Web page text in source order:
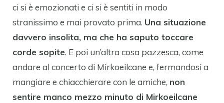
ci si è emozionati e ci si è sentiti in modo
stranissimo e mai provato prima. Una situazione
davvero insolita, ma che ha saputo toccare
corde sopite. E poi un’altra cosa pazzesca, come
andare al concerto di Mirkoeilcane e, fermandosi a
mangiare e chiacchierare con le amiche, non
sentire manco mezzo minuto di Mirkoeilcane